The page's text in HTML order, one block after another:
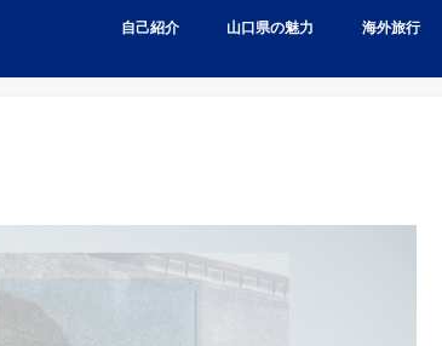
自己紹介 山口県の魅力 海外旅行